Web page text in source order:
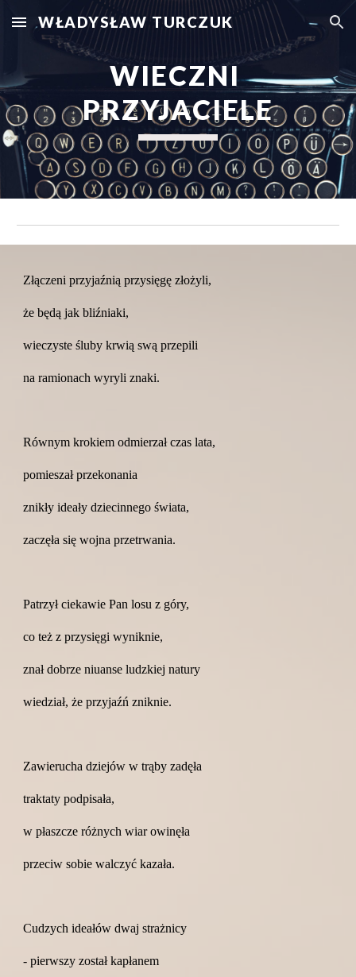
Skip to main content Skip to navigation
WŁADYSŁAW TURCZUK
WIECZNI
PRZYJACIELE
Złączeni przyjaźnią przysięgę złożyli,
że będą jak bliźniaki,
wieczyste śluby krwią swą przepili
na ramionach wyryli znaki.
Równym krokiem odmierzał czas lata,
pomieszał przekonania
znikły ideały dziecinnego świata,
zaczęła się wojna przetrwania.
Patrzył ciekawie Pan losu z góry,
co też z przysięgi wyniknie,
znał dobrze niuanse ludzkiej natury
wiedział, że przyjaźń zniknie.
Zawierucha dziejów w trąby zadęła
traktaty podpisała,
w płaszcze różnych wiar owinęła
przeciw sobie walczyć kazała.
Cudzych ideałów dwaj strażnicy
- pierwszy został kapłanem